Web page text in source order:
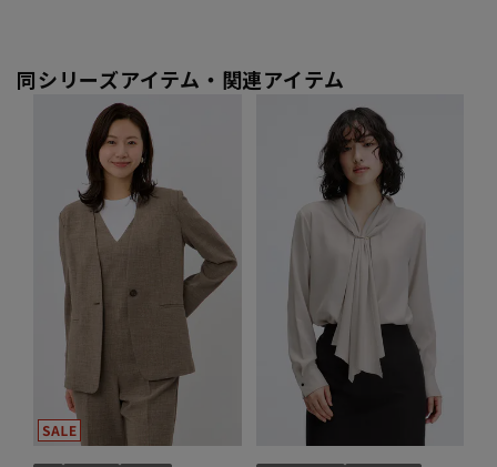
同シリーズアイテム・関連アイテム